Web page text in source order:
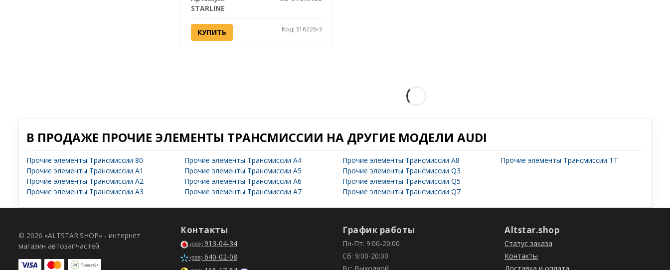
STARLINE
КУПИТЬ Код: 316226-3
В ПРОДАЖЕ ПРОЧИЕ ЭЛЕМЕНТЫ ТРАНСМИССИИ НА ДРУГИЕ МОДЕЛИ AUDI
Прочие элементы Трансмиссии 80
Прочие элементы Трансмиссии A1
Прочие элементы Трансмиссии A2
Прочие элементы Трансмиссии A3
Прочие элементы Трансмиссии A4
Прочие элементы Трансмиссии A5
Прочие элементы Трансмиссии A6
Прочие элементы Трансмиссии A7
Прочие элементы Трансмиссии A8
Прочие элементы Трансмиссии Q3
Прочие элементы Трансмиссии Q5
Прочие элементы Трансмиссии Q7
Прочие элементы Трансмиссии TT
© 2026 «ALTSTAR.SHOP» - интернет
магазин автозапчастей
Контакты
(099) 913-04-34
(098) 640-02-08
График работы
Пн-Пт: 9:00-20:00
Сб: 9:00-20:00
Altstar.shop
Статус заказа
Контакты